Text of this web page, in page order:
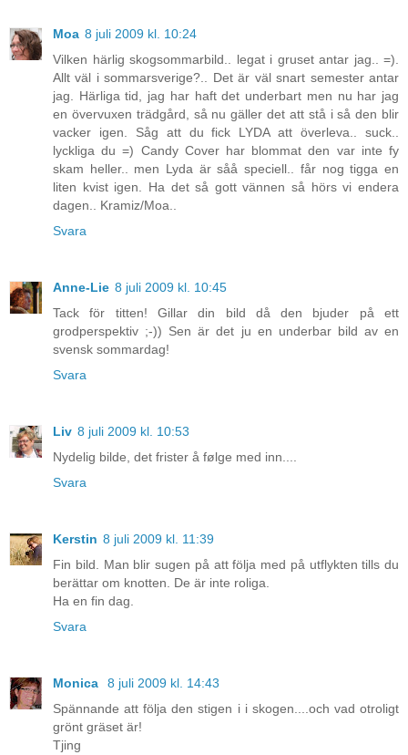
Moa 8 juli 2009 kl. 10:24
Vilken härlig skogsommarbild.. legat i gruset antar jag.. =).
Allt väl i sommarsverige?.. Det är väl snart semester antar
jag. Härliga tid, jag har haft det underbart men nu har jag
en övervuxen trädgård, så nu gäller det att stå i så den blir
vacker igen. Såg att du fick LYDA att överleva.. suck..
lyckliga du =) Candy Cover har blommat den var inte fy
skam heller.. men Lyda är såå speciell.. får nog tigga en
liten kvist igen. Ha det så gott vännen så hörs vi endera
dagen.. Kramiz/Moa..
Svara
Anne-Lie 8 juli 2009 kl. 10:45
Tack för titten! Gillar din bild då den bjuder på ett
grodperspektiv ;-)) Sen är det ju en underbar bild av en
svensk sommardag!
Svara
Liv 8 juli 2009 kl. 10:53
Nydelig bilde, det frister å følge med inn....
Svara
Kerstin 8 juli 2009 kl. 11:39
Fin bild. Man blir sugen på att följa med på utflykten tills du
berättar om knotten. De är inte roliga.
Ha en fin dag.
Svara
Monica
8 juli 2009 kl. 14:43
Spännande att följa den stigen i i skogen....och vad otroligt
grönt gräset är!
Tjing